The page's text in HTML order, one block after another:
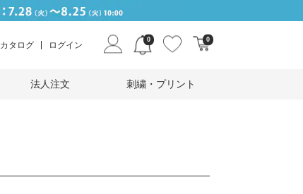
カタログ ログイン
0 0
法人注文 刺繍・プリント